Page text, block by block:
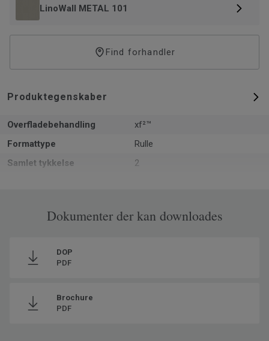
LinoWall METAL 101
Find forhandler
Produktegenskaber
Overfladebehandling
xf²™
Formattype
Rulle
Samlet tykkelse
2
Ftalatindhold
100% Ftalatfri
Dokumenter der kan downloades
DOP
PDF
Brochure
PDF